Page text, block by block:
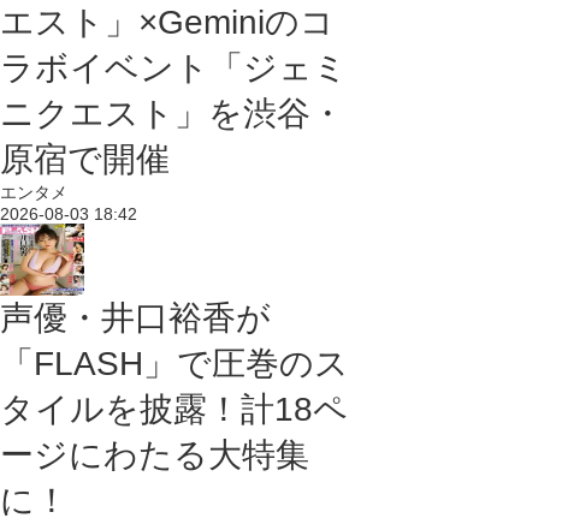
エスト」×Geminiのコ
ラボイベント「ジェミ
ニクエスト」を渋谷・
原宿で開催
エンタメ
2026-08-03 18:42
声優・井口裕香が
「FLASH」で圧巻のス
タイルを披露！計18ペ
ージにわたる大特集
に！